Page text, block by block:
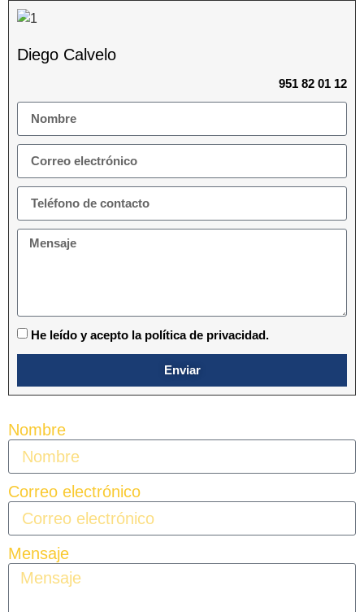
Diego Calvelo
951 82 01 12
He leído y acepto la política de privacidad.
Enviar
Nombre
Correo electrónico
Mensaje